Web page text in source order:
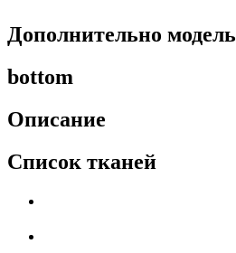
Дополнительно модель
bottom
Описание
Список тканей